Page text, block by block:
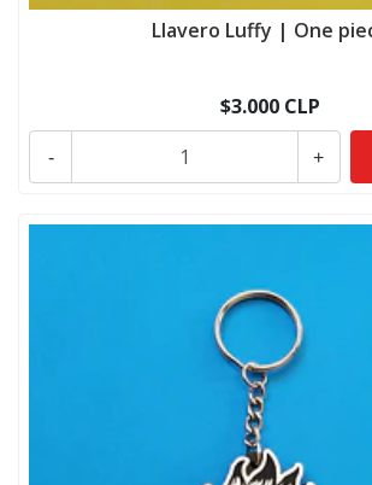
Llavero Luffy | One
$3.000 CLP
+
-